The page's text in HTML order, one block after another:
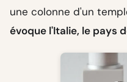
une colonne d'un
évoque l'Italie, le pays